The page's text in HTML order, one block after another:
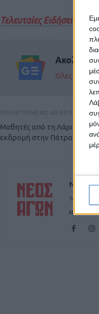
Τελευταίες Ειδήσεις
Όλες οι
Μαθητές από τη Λάρισα που
εκδρομή στην Πάτρα
ΝΕΟΣ
https://
Η